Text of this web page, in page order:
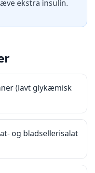
ekstra insulin.
(lavt glykæmisk
og bladsellerisalat